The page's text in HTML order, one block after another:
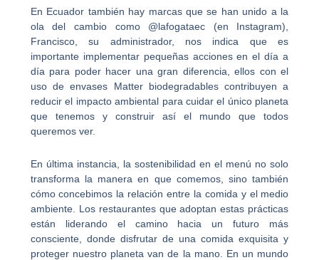
En Ecuador también hay marcas que se han unido a la
ola del cambio como @lafogataec (en Instagram),
Francisco, su administrador, nos indica que es
importante implementar pequeñas acciones en el día a
día para poder hacer una gran diferencia, ellos con el
uso de envases Matter biodegradables contribuyen a
reducir el impacto ambiental para cuidar el único planeta
que tenemos y construir así el mundo que todos
queremos ver.
En última instancia, la sostenibilidad en el menú no solo
transforma la manera en que comemos, sino también
cómo concebimos la relación entre la comida y el medio
ambiente. Los restaurantes que adoptan estas prácticas
están liderando el camino hacia un futuro más
consciente, donde disfrutar de una comida exquisita y
proteger nuestro planeta van de la mano. En un mundo